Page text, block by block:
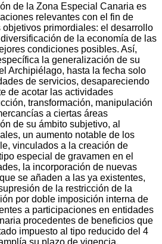
de la Zona Especial Canaria es
relevantes con el fin de
primordiales: el desarrollo
de la economía de las
condiciones posibles. Así,
la generalización de su
Archipiélago, hasta la fecha solo
de servicios, desapareciendo
de acotar las actividades
transformación, manipulación
a ciertas áreas
de su ámbito subjetivo, al
un aumento notable de los
vinculados a la creación de
especial de gravamen en el
la incorporación de nuevas
se añaden a las ya existentes,
de la restricción de la
por doble imposición interna de
a participaciones en entidades
procedentes de beneficios que
impuesto al tipo reducido del 4
su plazo de vigencia,